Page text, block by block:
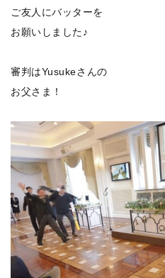
ご友人にバッターを
お願いしました♪
審判はYusukeさんの
お父さま！